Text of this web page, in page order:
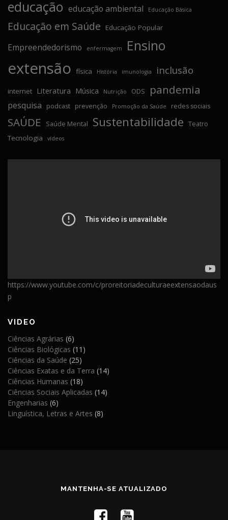
educação educação ambiental Educação Básica
Educação em Saúde Educação Popular
Empreendedorismo enfermagem Ensino
extensão física História imunologia inclusão
internet Literatura Música Nutrição ODS pandemia
pesquisa podcast prevenção Promoção da Saúde redes sociais
SAÚDE Saúde Mental Sustentabilidade Teatro
Tecnologia vídeos
https://www.youtube.com/c/proreitoriadeculturaeextensaodaus
p
VIDEO
Ciências Agrárias (6)
Ciências Biológicas (11)
Ciências da Saúde (25)
Ciências Exatas e da Terra (14)
Ciências Humanas (18)
Ciências Sociais Aplicadas (14)
Engenharias (6)
Linguística, Letras e Artes (8)
MANTENHA-SE ATUALIZADO